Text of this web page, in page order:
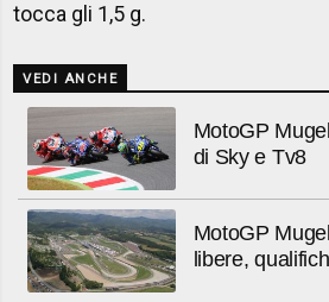
tocca gli 1,5 g.
VEDI ANCHE
MotoGP
di Sky e Tv8
MotoGP
libere,